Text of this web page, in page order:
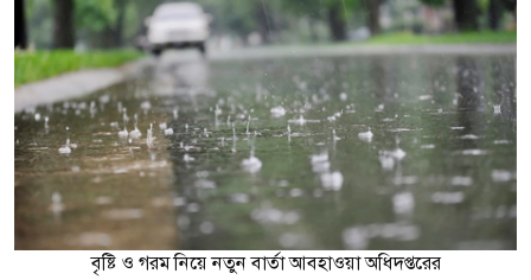
বৃষ্টি ও গরম নিয়ে নতুন বার্তা আবহাওয়া অধিদপ্তরের